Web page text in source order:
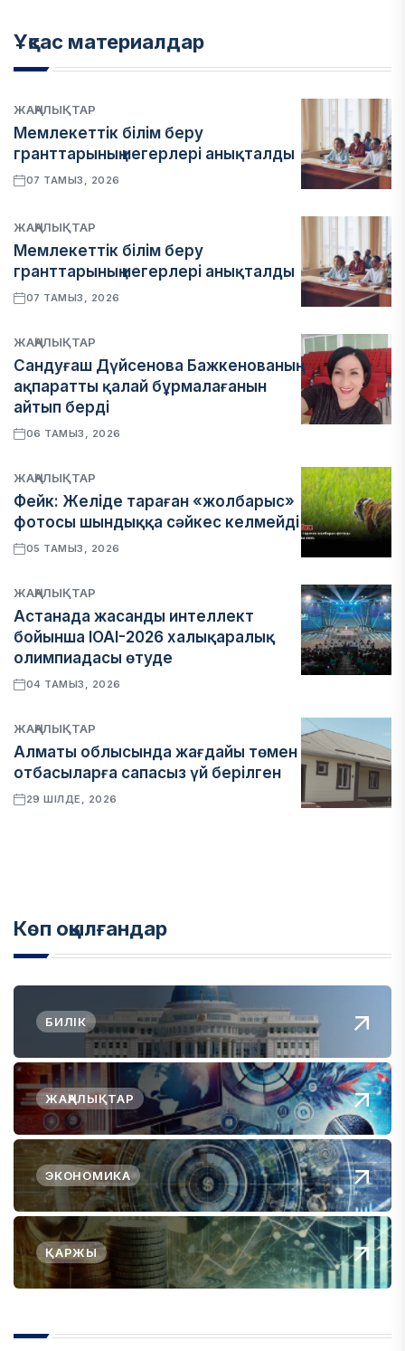
Ұқсас материалдар
ЖАҢАЛЫҚТАР
Мемлекеттік білім беру
гранттарының иегерлері анықталды
07 ТАМЫЗ, 2026
ЖАҢАЛЫҚТАР
Мемлекеттік білім беру
гранттарының иегерлері анықталды
07 ТАМЫЗ, 2026
ЖАҢАЛЫҚТАР
Сандуғаш Дүйсенова Бажкенованың
ақпаратты қалай бұрмалағанын
айтып берді
06 ТАМЫЗ, 2026
ЖАҢАЛЫҚТАР
Фейк: Желіде тараған «жолбарыс»
фотосы шындыққа сәйкес келмейді
05 ТАМЫЗ, 2026
ЖАҢАЛЫҚТАР
Астанада жасанды интеллект
бойынша IOAI-2026 халықаралық
олимпиадасы өтуде
04 ТАМЫЗ, 2026
ЖАҢАЛЫҚТАР
Алматы облысында жағдайы төмен
отбасыларға сапасыз үй берілген
29 ШІЛДЕ, 2026
Көп оқылғандар
БИЛІК
ЖАҢАЛЫҚТАР
ЭКОНОМИКА
ҚАРЖЫ